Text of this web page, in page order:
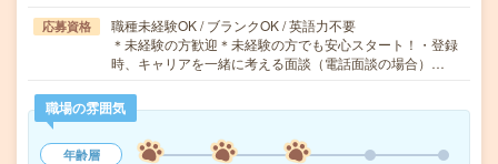
応募資格
職種未経験OK / ブランクOK / 英語力不要
＊未経験の方歓迎＊未経験の方でも安心スタート！・登録
時、キャリアを一緒に考える面談（電話面談の場合）…
職場の雰囲気
年齢層